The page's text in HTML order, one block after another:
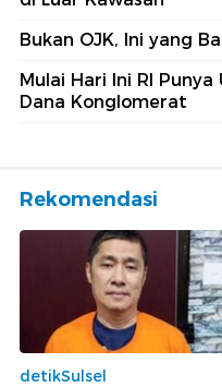
Bukan OJK, Ini yang
Mulai Hari Ini RI
Dana Konglomerat
Rekomendasi
detikSulsel